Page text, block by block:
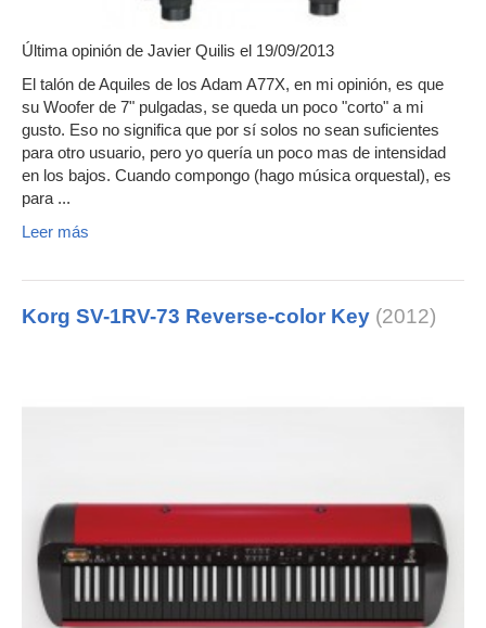
Última opinión de Javier Quilis el 19/09/2013
El talón de Aquiles de los Adam A77X, en mi opinión, es que
su Woofer de 7" pulgadas, se queda un poco "corto" a mi
gusto. Eso no significa que por sí solos no sean suficientes
para otro usuario, pero yo quería un poco mas de intensidad
en los bajos. Cuando compongo (hago música orquestal), es
para ...
Leer más
Korg SV-1RV-73 Reverse-color Key (2012)